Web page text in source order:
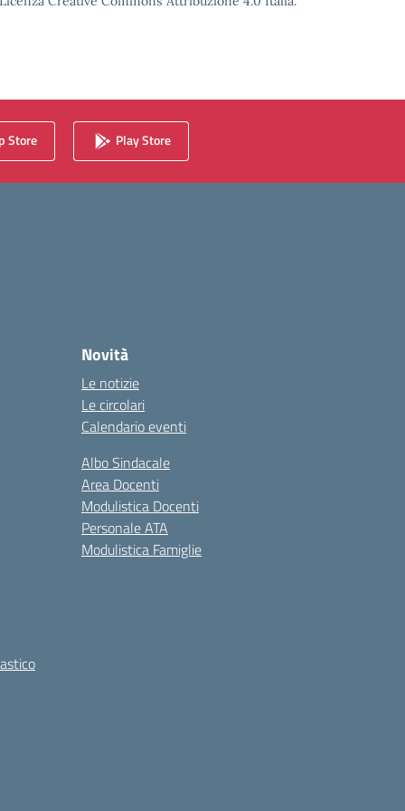
Store Play Store
Novità
Le notizie
Le circolari
Calendario eventi
Albo Sindacale
Area Docenti
Modulistica Docenti
Personale ATA
Modulistica Famiglie